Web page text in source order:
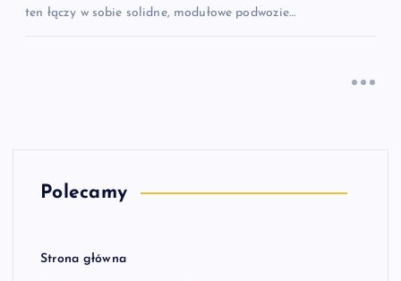
ten łączy w sobie solidne, modułowe podwozie…
Polecamy
Strona główna